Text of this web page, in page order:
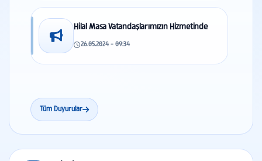
Hilal Masa Vatandaşlarımızın Hizmetinde
26.05.2024 - 09:34
Tüm Duyurular